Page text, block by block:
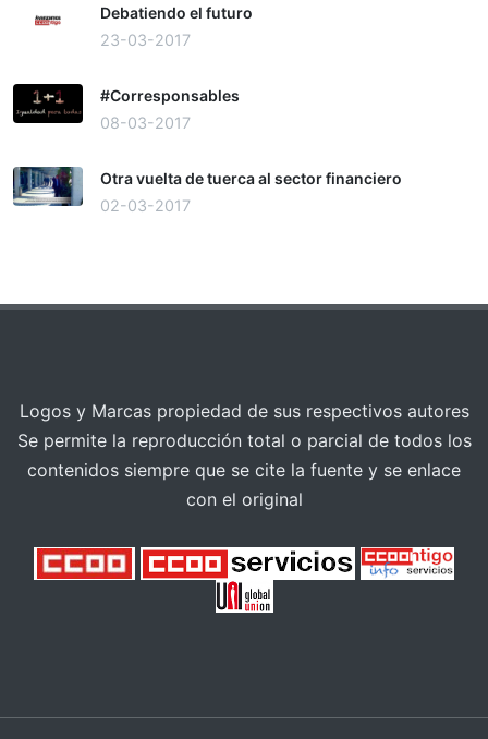
Debatiendo el futuro
23-03-2017
#Corresponsables
08-03-2017
Otra vuelta de tuerca al sector financiero
02-03-2017
Logos y Marcas propiedad de sus respectivos autores
Se permite la reproducción total o parcial de todos los
contenidos siempre que se cite la fuente y se enlace
con el original